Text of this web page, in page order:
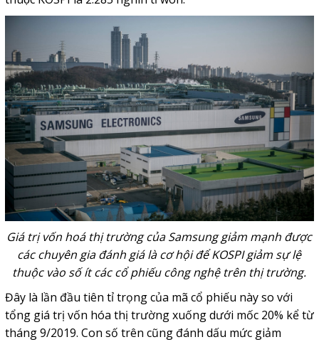
Giá trị vốn hoá thị trường của Samsung giảm mạnh được
các chuyên gia đánh giá là cơ hội để KOSPI giảm sự lệ
thuộc vào số ít các cổ phiếu công nghệ trên thị trường.
Đây là lần đầu tiên tỉ trọng của mã cổ phiếu này so với
tổng giá trị vốn hóa thị trường xuống dưới mốc 20% kể từ
tháng 9/2019. Con số trên cũng đánh dấu mức giảm